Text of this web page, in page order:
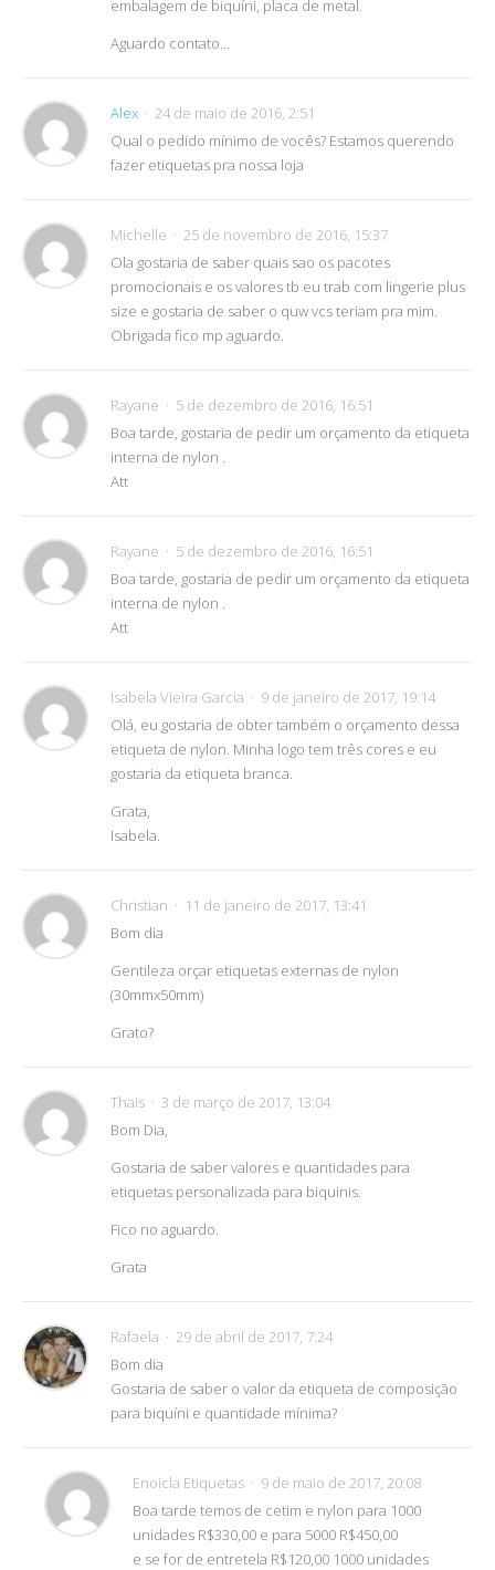
embalagem de biquíni, placa de metal.
Aguardo contato…
Alex
24 de maio de 2016, 2:51
Qual o pedido mínimo de vocês? Estamos querendo
fazer etiquetas pra nossa loja
Michelle
25 de novembro de 2016, 15:37
Ola gostaria de saber quais sao os pacotes
promocionais e os valores tb eu trab com lingerie plus
size e gostaria de saber o quw vcs teriam pra mim.
Obrigada fico mp aguardo.
Rayane
5 de dezembro de 2016, 16:51
Boa tarde, gostaria de pedir um orçamento da etiqueta
interna de nylon .
Att
Rayane
5 de dezembro de 2016, 16:51
Boa tarde, gostaria de pedir um orçamento da etiqueta
interna de nylon .
Att
Isabela Vieira Garcia
9 de janeiro de 2017, 19:14
Olá, eu gostaria de obter também o orçamento dessa
etiqueta de nylon. Minha logo tem três cores e eu
gostaria da etiqueta branca.
Grata,
Isabela.
Christian
11 de janeiro de 2017, 13:41
Bom dia
Gentileza orçar etiquetas externas de nylon
(30mmx50mm)
Grato?
Thais
3 de março de 2017, 13:04
Bom Dia,
Gostaria de saber valores e quantidades para
etiquetas personalizada para biquinis.
Fico no aguardo.
Grata
Rafaela
29 de abril de 2017, 7:24
Bom dia
Gostaria de saber o valor da etiqueta de composição
para biquíni e quantidade mínima?
Enoicla Etiquetas
9 de maio de 2017, 20:08
Boa tarde temos de cetim e nylon para 1000
unidades R$330,00 e para 5000 R$450,00
e se for de entretela R$120,00 1000 unidades